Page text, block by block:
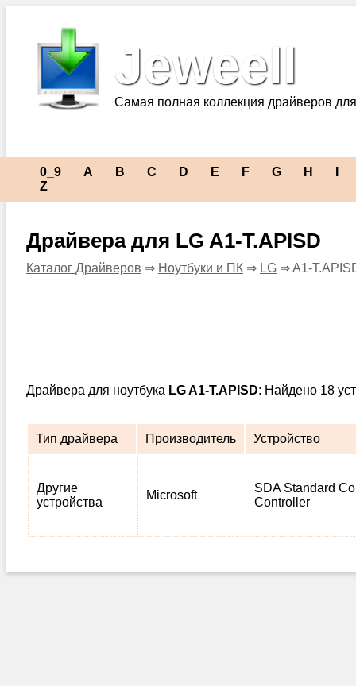
Jeweell
Самая полная коллекция драйверов
0_9 A B C D E F G H
Z
Драйвера для LG A1-T.APISD
Каталог Драйверов ⇒ Ноутбуки и ПК ⇒ LG ⇒ A1-
Драйвера для ноутбука LG A1-T.APISD: Найдено 18
Тип драйвера Производитель Устройство
Другие
устройства
Microsoft
SDA Standard
Controller